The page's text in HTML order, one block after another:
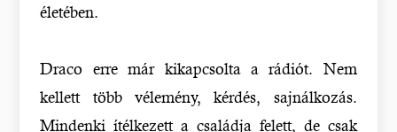
életében.
Draco erre már kikapcsolta a rádiót. Nem
kellett több vélemény, kérdés, sajnálkozás.
Mindenki ítélkezett a családja felett, de csak